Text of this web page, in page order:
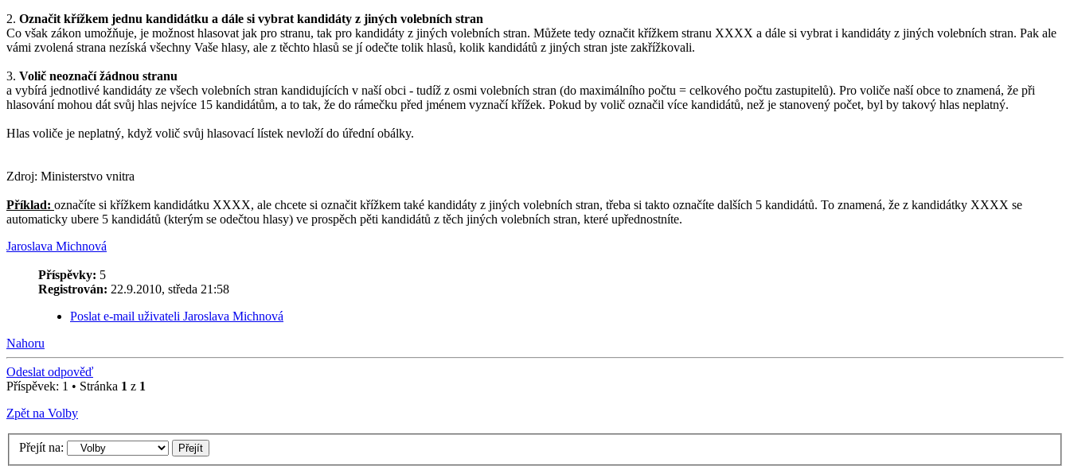
2. Označit křížkem jednu kandidátku a dále si vybrat kandidáty z jiných volebních stran
Co však zákon umožňuje, je možnost hlasovat jak pro stranu, tak pro kandidáty z jiných volebních stran. Můžete tedy označit křížkem stranu XXXX a dále si vybrat i kandidáty z jiných volebních stran. Pak ale
vámi zvolená strana nezíská všechny Vaše hlasy, ale z těchto hlasů se jí odečte tolik hlasů, kolik kandidátů z jiných stran jste zakřížkovali.
3. Volič neoznačí žádnou stranu
a vybírá jednotlivé kandidáty ze všech volebních stran kandidujících v naší obci - tudíž z osmi volebních stran (do maximálního počtu = celkového počtu zastupitelů). Pro voliče naší obce to znamená, že při
hlasování mohou dát svůj hlas nejvíce 15 kandidátům, a to tak, že do rámečku před jménem vyznačí křížek. Pokud by volič označil více kandidátů, než je stanovený počet, byl by takový hlas neplatný.
Hlas voliče je neplatný, když volič svůj hlasovací lístek nevloží do úřední obálky.
Zdroj: Ministerstvo vnitra
Příklad: označíte si křížkem kandidátku XXXX, ale chcete si označit křížkem také kandidáty z jiných volebních stran, třeba si takto označíte dalších 5 kandidátů. To znamená, že z kandidátky XXXX se
automaticky ubere 5 kandidátů (kterým se odečtou hlasy) ve prospěch pěti kandidátů z těch jiných volebních stran, které upřednostníte.
Jaroslava Michnová
Příspěvky: 5
Registrován: 22.9.2010, středa 21:58
Poslat e-mail uživateli Jaroslava Michnová
Nahoru
Odeslat odpověď
Příspěvek: 1 • Stránka 1 z 1
Zpět na Volby
Přejít na: